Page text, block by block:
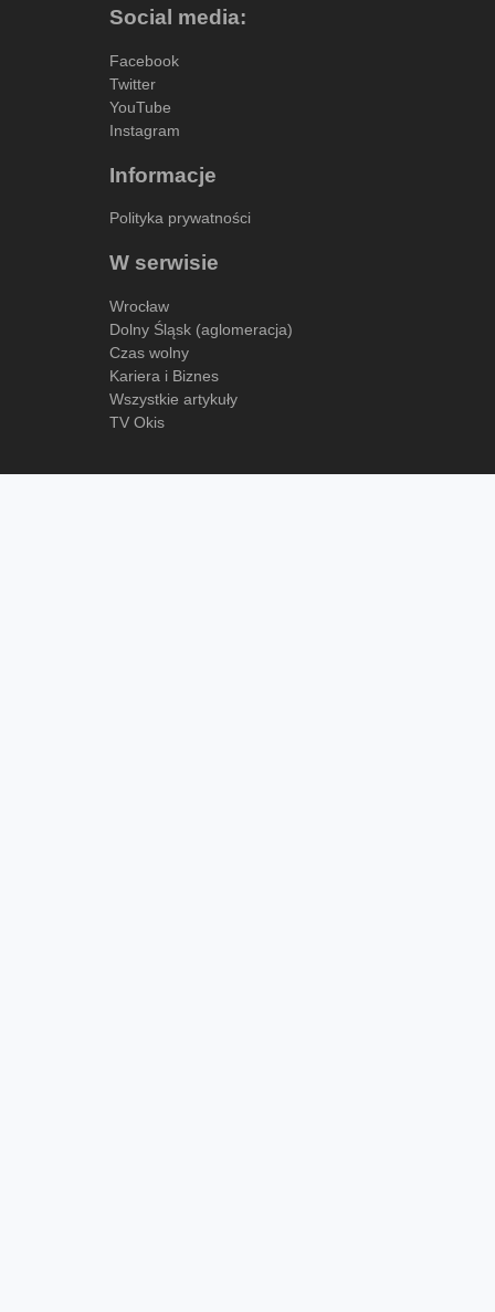
Social media:
Facebook
Twitter
YouTube
Instagram
Informacje
Polityka prywatności
W serwisie
Wrocław
Dolny Śląsk (aglomeracja)
Czas wolny
Kariera i Biznes
Wszystkie artykuły
TV Okis